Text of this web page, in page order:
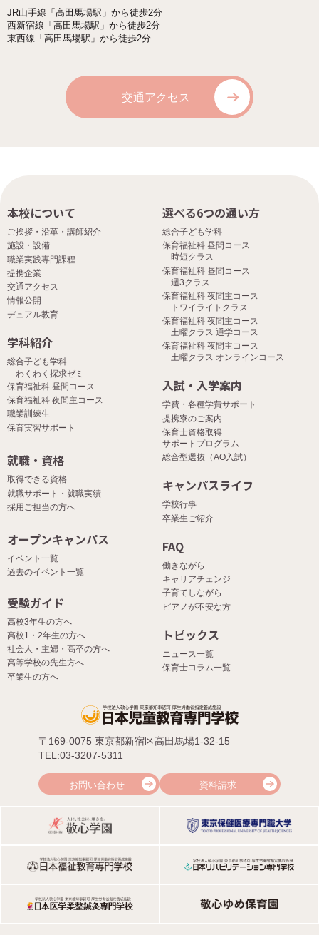
JR山手線「高田馬場駅」から徒歩2分
西新宿線「高田馬場駅」から徒歩2分
東西線「高田馬場駅」から徒歩2分
交通アクセス
本校について
ご挨拶・沿革・講師紹介
施設・設備
職業実践専門課程
提携企業
交通アクセス
情報公開
デュアル教育
選べる6つの通い方
総合子ども学科
保育福祉科 昼間コース
時短クラス
保育福祉科 昼間コース
週3クラス
保育福祉科 夜間主コース
トワイライトクラス
保育福祉科 夜間主コース
土曜クラス 通学コース
保育福祉科 夜間主コース
土曜クラス オンラインコース
学科紹介
総合子ども学科
わくわく探求ゼミ
保育福祉科 昼間コース
保育福祉科 夜間主コース
職業訓練生
保育実習サポート
入試・入学案内
学費・各種学費サポート
提携寮のご案内
保育士資格取得
サポートプログラム
総合型選抜（AO入試）
就職・資格
取得できる資格
就職サポート・就職実績
採用ご担当の方へ
キャンパスライフ
学校行事
卒業生ご紹介
オープンキャンパス
イベント一覧
過去のイベント一覧
FAQ
働きながら
キャリアチェンジ
子育てしながら
ピアノが不安な方
受験ガイド
高校3年生の方へ
高校1・2年生の方へ
社会人・主婦・高卒の方へ
高等学校の先生方へ
卒業生の方へ
トピックス
ニュース一覧
保育士コラム一覧
〒169-0075 東京都新宿区高田馬場1-32-15
TEL:03-3207-5311
お問い合わせ 資料請求